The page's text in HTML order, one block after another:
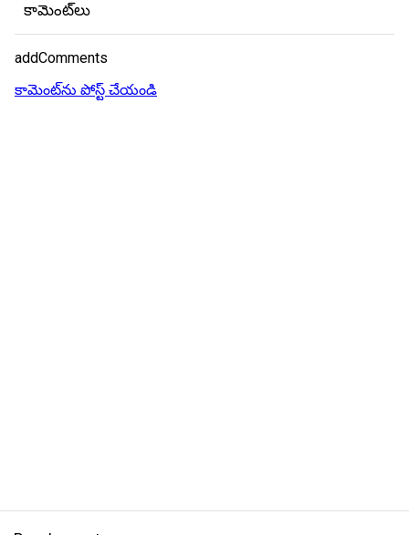
కామెంట్‌లు
addComments
కామెంట్‌ను పోస్ట్ చేయండి